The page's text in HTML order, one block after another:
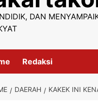
DAN
Redaksi
DAERAH KAKEK INI